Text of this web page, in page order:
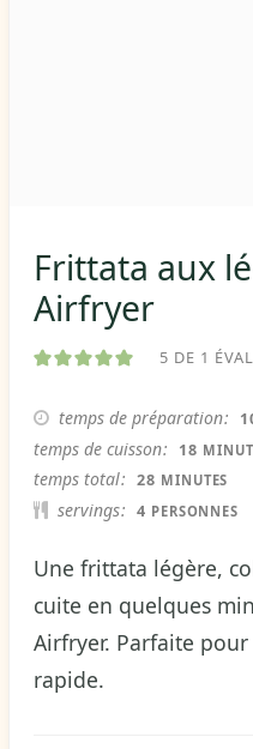
Frittata aux
Airfryer
5 DE 1
temps de préparation
temps de cuisson 18
temps total 28 MINUTES
MINUTES
servings 4 PERSONNES
Une frittata légère,
cuite en quelques
Airfryer. Parfaite
rapide.